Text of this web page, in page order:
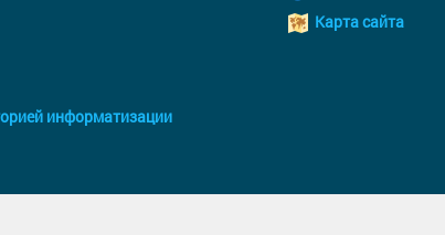
Карта сайта
информатизации